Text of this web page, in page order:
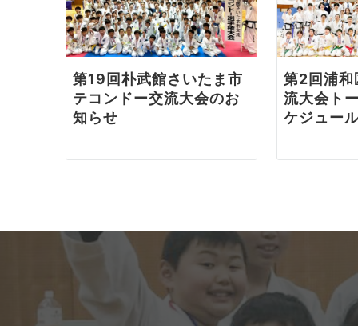
シ
ョ
ン
第19回朴武館さいたま市
テコンドー交流大会のお
知らせ
第2回浦和
流大会ト
ケジュー